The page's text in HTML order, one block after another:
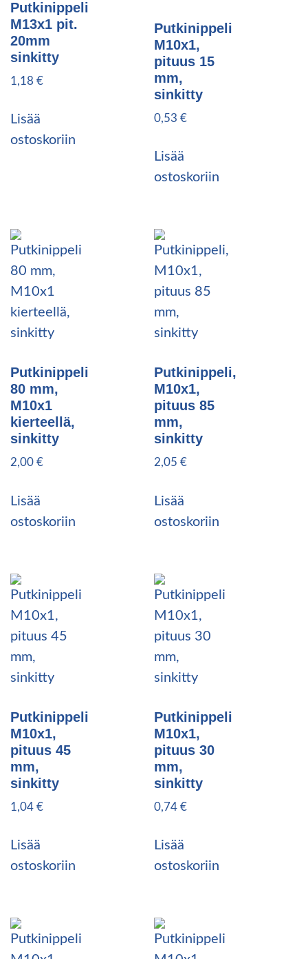
Putkinippeli
M13x1 pit.
20mm
sinkitty
1,18 €
Lisää
ostoskoriin
Putkinippeli
M10x1,
pituus 15
mm,
sinkitty
0,53 €
Lisää
ostoskoriin
Putkinippeli
80 mm,
M10x1
kierteellä,
sinkitty
2,00 €
Lisää
ostoskoriin
Putkinippeli,
M10x1,
pituus 85
mm,
sinkitty
2,05 €
Lisää
ostoskoriin
Putkinippeli
M10x1,
pituus 45
mm,
sinkitty
1,04 €
Lisää
ostoskoriin
Putkinippeli
M10x1,
pituus 30
mm,
sinkitty
0,74 €
Lisää
ostoskoriin